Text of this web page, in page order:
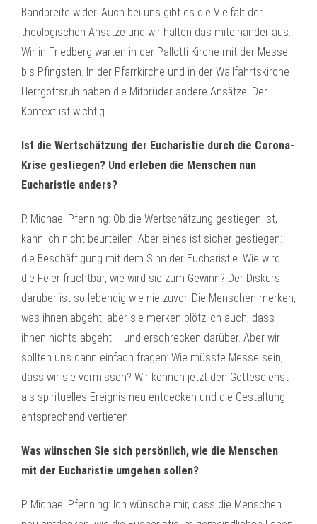
Bandbreite wider. Auch bei uns gibt es die Vielfalt der
theologischen Ansätze und wir halten das miteinander aus.
Wir in Friedberg warten in der Pallotti-Kirche mit der Messe
bis Pfingsten. In der Pfarrkirche und in der Wallfahrtskirche
Herrgottsruh haben die Mitbrüder andere Ansätze. Der
Kontext ist wichtig.
Ist die Wertschätzung der Eucharistie durch die Corona-
Krise gestiegen? Und erleben die Menschen nun
Eucharistie anders?
P. Michael Pfenning: Ob die Wertschätzung gestiegen ist,
kann ich nicht beurteilen. Aber eines ist sicher gestiegen:
die Beschäftigung mit dem Sinn der Eucharistie. Wie wird
die Feier fruchtbar, wie wird sie zum Gewinn? Der Diskurs
darüber ist so lebendig wie nie zuvor. Die Menschen merken,
was ihnen abgeht, aber sie merken plötzlich auch, dass
ihnen nichts abgeht – und erschrecken darüber. Aber wir
sollten uns dann einfach fragen: Wie müsste Messe sein,
dass wir sie vermissen? Wir können jetzt den Gottesdienst
als spirituelles Ereignis neu entdecken und die Gestaltung
entsprechend vertiefen.
Was wünschen Sie sich persönlich, wie die Menschen
mit der Eucharistie umgehen sollen?
P. Michael Pfenning: Ich wünsche mir, dass die Menschen